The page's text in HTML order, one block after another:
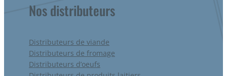
Nos distributeurs
Distributeurs de viande
Distributeurs de fromage
Distributeurs d’oeufs